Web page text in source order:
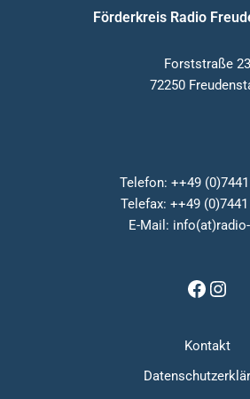
Förderkreis Radio
Forststraße 23
72250
Telefon: ++49 (0)7441
Telefax: ++49
E-Mail:
Kontakt